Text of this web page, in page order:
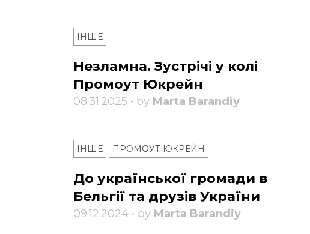
ІНШЕ
Незламна. Зустрічі у колі
Промоут Юкрейн
08.31.2025 • by Marta Barandiy
ІНШЕ ПРОМОУТ ЮКРЕЙН
До української громади в
Бельгії та друзів України
09.12.2024 • by Marta Barandiy